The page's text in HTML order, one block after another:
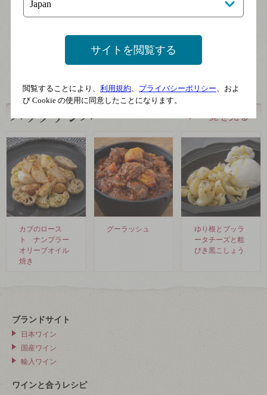
※フロムファームにブランド名が変
一覧を見る
カブのロース
ト ナンプラー
オリーブオイル
焼き
グーラッシュ
ゆり根とブッラ
ータチーズと粗
びき黒こしょう
ブランドサイト
日本ワイン
国産ワイン
輸入ワイン
ワインと合うレシピ
サイトを閲覧する
閲覧することにより、 利用規約、 プライバシーポリシー、およ
び Cookie の使用に同意したことになります。